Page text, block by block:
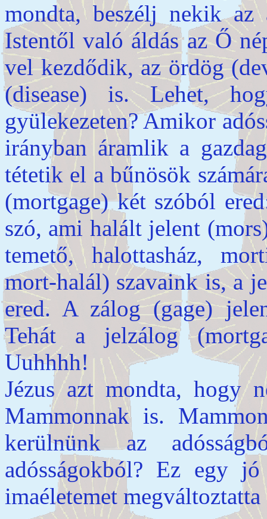
mondta, beszélj nekik az
Istentől való áldás az Ő
vel kezdődik, az ördög
(disease) is. Lehet,
gyülekezeten? Amikor
irányban áramlik a
tétetik el a bűnösök
(mortgage) két szóból
szó, ami halált jelent
temető, halottasház,
mort-halál) szavaink is, a
ered. A zálog (gage)
Tehát a jelzálog
Uuhhhh!
Jézus azt mondta, hogy
Mammonnak is.
kerülnünk az
adósságokból? Ez egy
imaéletemet megváltoztatta